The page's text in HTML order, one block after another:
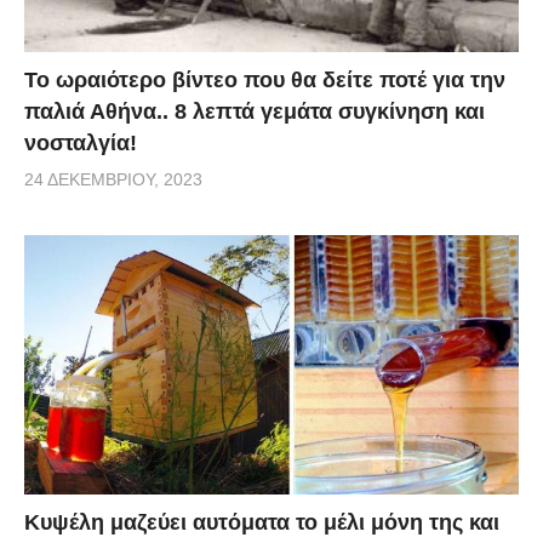
Το ωραιότερο βίντεο που θα δείτε ποτέ για την
παλιά Αθήνα.. 8 λεπτά γεμάτα συγκίνηση και
νοσταλγία!
24 ΔΕΚΕΜΒΡΊΟΥ, 2023
Κυψέλη μαζεύει αυτόματα το μέλι μόνη της και